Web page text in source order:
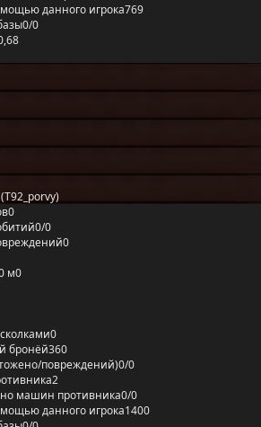
данного игрока769
0/0
0
0/0
0
м0
0
бронёй360
повреждений)0/0
2
машин противника0/0
данного игрока1400